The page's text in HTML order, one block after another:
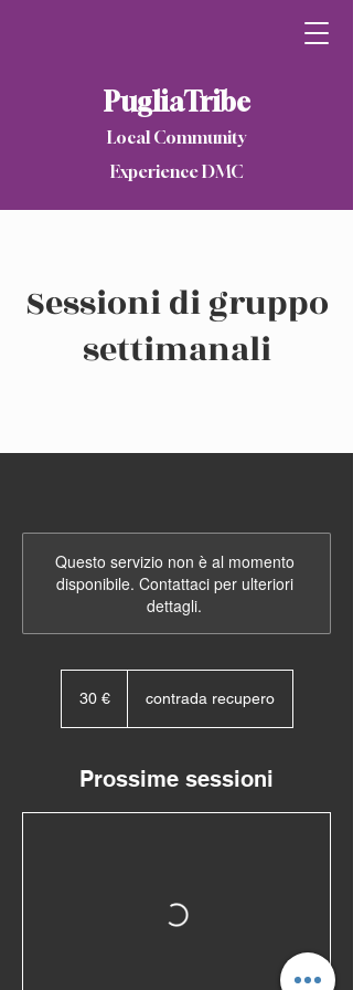
PugliaTribe
Local Community
Experience DMC
Sessioni di gruppo
settimanali
Questo servizio non è al momento
disponibile. Contattaci per ulteriori
dettagli.
30 € contrada recupero
Prossime sessioni